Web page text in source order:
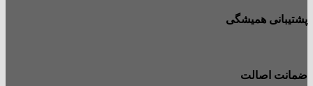
پشتیبانی همیشگی
ضمانت اصالت